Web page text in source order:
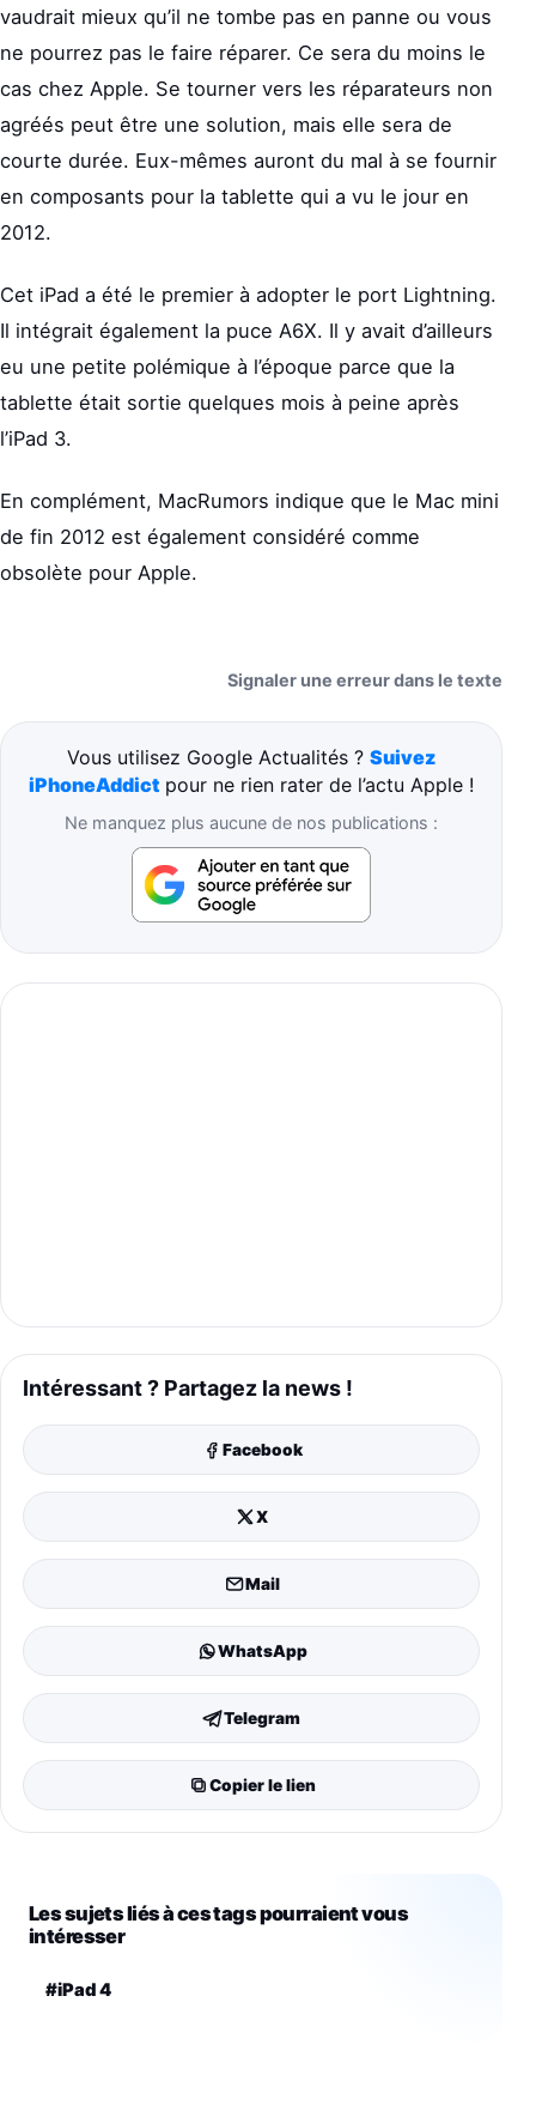
vaudrait mieux qu’il ne tombe pas en panne ou vous
ne pourrez pas le faire réparer. Ce sera du moins le
cas chez Apple. Se tourner vers les réparateurs non
agréés peut être une solution, mais elle sera de
courte durée. Eux-mêmes auront du mal à se fournir
en composants pour la tablette qui a vu le jour en
2012.
Cet iPad a été le premier à adopter le port Lightning.
Il intégrait également la puce A6X. Il y avait d’ailleurs
eu une petite polémique à l’époque parce que la
tablette était sortie quelques mois à peine après
l’iPad 3.
En complément, MacRumors indique que le Mac mini
de fin 2012 est également considéré comme
obsolète pour Apple.
Signaler une erreur dans le texte
Vous utilisez Google Actualités ? Suivez
iPhoneAddict pour ne rien rater de l’actu Apple !
Ne manquez plus aucune de nos publications :
Intéressant ? Partagez la news !
Facebook
X
Mail
WhatsApp
Telegram
Copier le lien
Les sujets liés à ces tags pourraient vous
intéresser
#iPad 4